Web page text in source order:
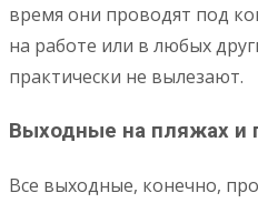
время они проводят под
на работе или в любых
практически не вылезают.
Выходные на пляжах и
Все выходные, конечно,